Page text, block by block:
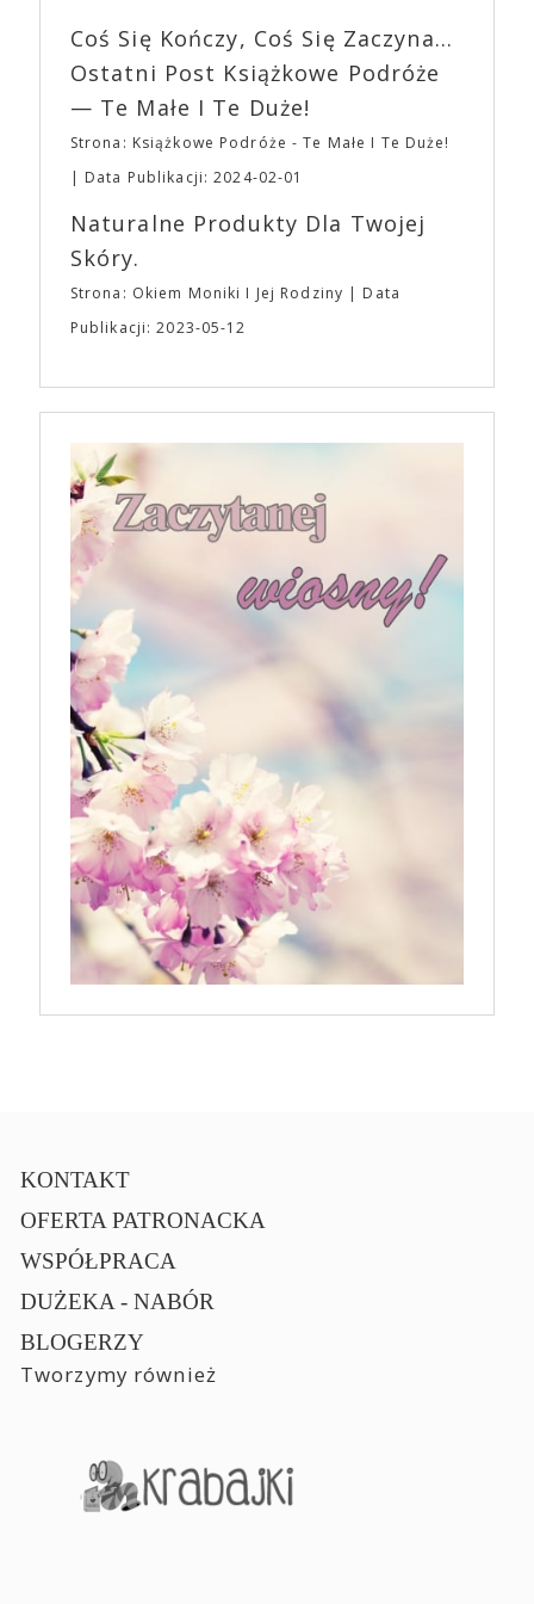
„Bo się boi” w kinach od 21 kwietnia.
EXPO XXI!
Coś Się Kończy, Coś Się Zaczyna...
Ostatni Post Książkowe Podróże
— Te Małe I Te Duże!
Strona: Książkowe Podróże - Te Małe I Te Duże!
Data Publikacji: 2024-02-01
Naturalne Produkty Dla Twojej
Skóry.
Strona: Okiem Moniki I Jej Rodziny
Data
Publikacji: 2023-05-12
KONTAKT
OFERTA PATRONACKA
WSPÓŁPRACA
DUŻEKA - NABÓR
BLOGERZY
Tworzymy również